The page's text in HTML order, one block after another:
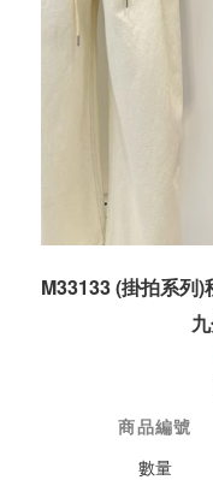
M33133 (掛拍系列
商品編號
數量